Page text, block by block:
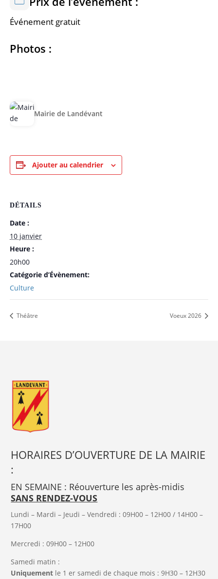
Événement gratuit
Photos :
Mairie de Landévant
Ajouter au calendrier
DÉTAILS
Date :
10 janvier
Heure :
20h00
Catégorie d’Évènement:
Culture
Théâtre Voeux 2026
HORAIRES D’OUVERTURE DE LA MAIRIE
:
EN SEMAINE : Réouverture les après-midis
SANS RENDEZ-VOUS
Lundi – Mardi – Jeudi – Vendredi : 09H00 – 12H00 / 14H00 –
17H00
Mercredi : 09H00 – 12H00
Samedi matin :
Uniquement le 1 er samedi de chaque mois : 9H30 – 12H30